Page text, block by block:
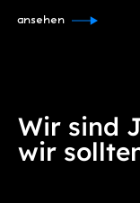
ansehen
Wir sind
wir